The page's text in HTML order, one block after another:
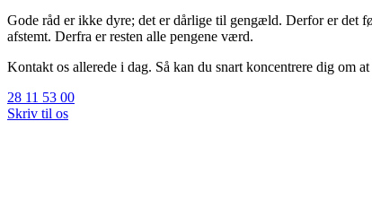
Gode råd er ikke dyre; det er dårlige til gengæld. Derfor er det
afstemt. Derfra er resten alle pengene værd.
Kontakt os allerede i dag. Så kan du snart koncentrere dig om
28 11 53 00
Skriv til os